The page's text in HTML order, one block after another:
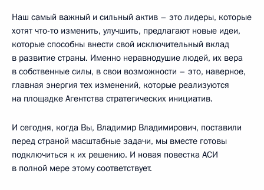
Наш самый важный и сильный актив – это лидеры, которые
хотят что-то изменить, улучшить, предлагают новые идеи,
которые способны внести свой исключительный вклад
в развитие страны. Именно неравнодушие людей, их вера
в собственные силы, в свои возможности – это, наверное,
главная энергия тех изменений, которые реализуются
на площадке Агентства стратегических инициатив.
И сегодня, когда Вы, Владимир Владимирович, поставили
перед страной масштабные задачи, мы вместе готовы
подключиться к их решению. И новая повестка АСИ
в полной мере этому соответствует.